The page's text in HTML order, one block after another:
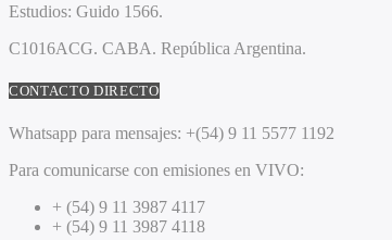
Estudios: Guido 1566.
C1016ACG. CABA. República Argentina.
CONTACTO DIRECTO
Whatsapp para mensajes: +(54) 9 11 5577 1192
Para comunicarse con emisiones en VIVO:
+ (54) 9 11 3987 4117
+ (54) 9 11 3987 4118